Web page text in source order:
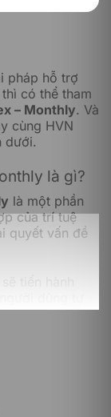
pháp hỗ trợ
có thể tham
– Monthly. Và
cùng HVN
dưới.
là gì?
là một phần
của trí tuệ
quyết vấn đề
dùng tự
công của
cho hoạt
khi nào.